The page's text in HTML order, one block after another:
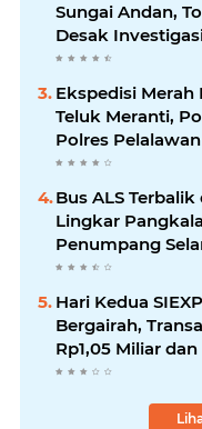
Sungai Andan,
Desak
Hendana
Ekspedisi Merah
Teluk Meranti,
Polres
Mangrove Demi
Bus ALS Terbalik
Lingkar
Penumpang
Alami Luka
Hari Kedua
Bergairah,
Rp1,05 Miliar
Palm Oil Institute